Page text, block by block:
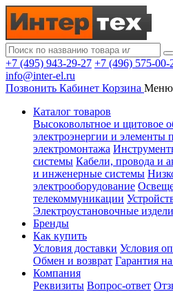
+7 (495) 943-29-27 +7 (496) 575-00-
info@inter-el.ru
Позвонить Кабинет Корзина Меню
Каталог товаров
Высоковольтное и щитовое
электроэнергии и элементы
электромонтажа
системы Кабели, провода и
и инженерные системы
электрооборудование
телекоммуникации
Электроустановочные
Бренды
Как купить
Условия доставки Условия
Обмен и возврат Гарантия
Компания
Реквизиты Вопрос-ответ